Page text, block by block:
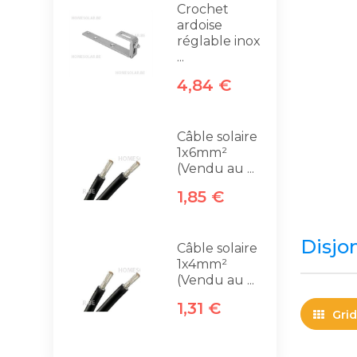
Crochet
ardoise
réglable inox
...
4,84 €
Câble solaire
1x6mm²
(Vendu au ...
1,85 €
Câble solaire
1x4mm²
(Vendu au ...
1,31 € Grid